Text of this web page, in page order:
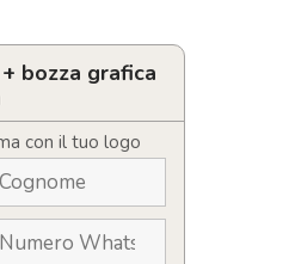
bozza grafica
con il tuo logo